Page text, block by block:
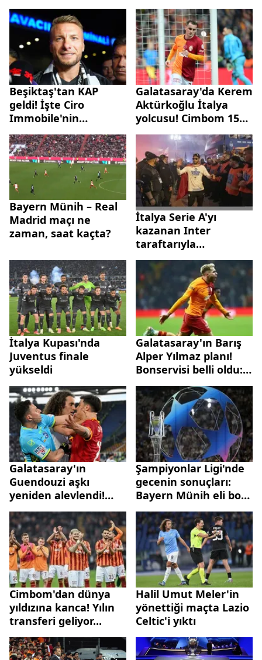
Beşiktaş'tan KAP
geldi! İşte Ciro
Immobile'nin
maliyeti...
Galatasaray'da Kerem
Aktürkoğlu İtalya
yolcusu! Cimbom 15
milyon euro istiyor
Bayern Münih – Real
Madrid maçı ne
zaman, saat kaçta?
İtalya Serie A'yı
kazanan Inter
taraftarıyla
şampiyonluk turu attı
İtalya Kupası'nda
Juventus finale
yükseldi
Galatasaray'ın Barış
Alper Yılmaz planı!
Bonservisi belli oldu:
Cimbom'un kasası
dolacak
Galatasaray'ın
Guendouzi aşkı
yeniden alevlendi!
Erden Timur yıldız
peşine düştü! Igor
Tudor detayı...
Şampiyonlar Ligi'nde
gecenin sonuçları:
Bayern Münih eli boş
döndü! PSG avantajı
kaptı...
Cimbom'dan dünya
yıldızına kanca! Yılın
transferi geliyor...
Halil Umut Meler'in
yönettiği maçta Lazio
Celtic'i yıktı